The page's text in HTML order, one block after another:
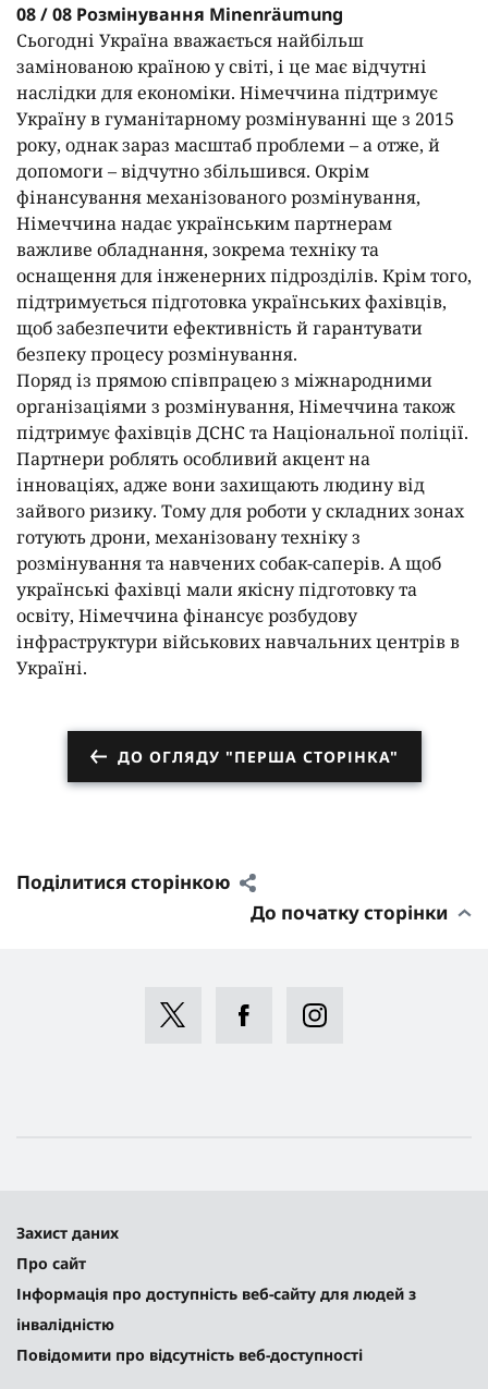
08 / 08 Розмінування Minenräumung
Сьогодні Україна вважається найбільш
замінованою країною у світі, і це має відчутні
наслідки для економіки. Німеччина підтримує
Україну в гуманітарному розмінуванні ще з 2015
року, однак зараз масштаб проблеми – а отже, й
допомоги – відчутно збільшився. Окрім
фінансування механізованого розмінування,
Німеччина надає українським партнерам
важливе обладнання, зокрема техніку та
оснащення для інженерних підрозділів. Крім того,
підтримується підготовка українських фахівців,
щоб забезпечити ефективність й гарантувати
безпеку процесу розмінування.
Поряд із прямою співпрацею з міжнародними
організаціями з розмінування, Німеччина також
підтримує фахівців ДСНС та Національної поліції.
Партнери роблять особливий акцент на
інноваціях, адже вони захищають людину від
зайвого ризику. Тому для роботи у складних зонах
готують дрони, механізовану техніку з
розмінування та навчених собак-саперів. А щоб
українські фахівці мали якісну підготовку та
освіту, Німеччина фінансує розбудову
інфраструктури військових навчальних центрів в
Україні.
ДО ОГЛЯДУ "ПЕРША СТОРІНКА"
Поділитися сторінкою
До початку сторінки
Захист даних
Про сайт
Інформація про доступність веб-сайту для людей з
інвалідністю
Повідомити про відсутність веб-доступності